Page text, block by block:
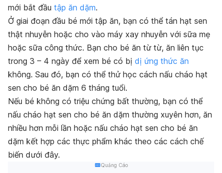
mới bắt đầu tập ăn dặm.
Ở giai đoạn đầu bé mới tập ăn, bạn có thể tán hạt sen
thật nhuyễn hoặc cho vào máy xay nhuyễn với sữa mẹ
hoặc sữa công thức. Bạn cho bé ăn từ từ, ăn liên tục
trong 3 – 4 ngày để xem bé có bị dị ứng thức ăn
không. Sau đó, bạn có thể thử học cách nấu cháo hạt
sen cho bé ăn dặm 6 tháng tuổi.
Nếu bé không có triệu chứng bất thường, bạn có thể
nấu cháo hạt sen cho bé ăn dặm thường xuyên hơn, ăn
nhiều hơn mỗi lần hoặc nấu cháo hạt sen cho bé ăn
dặm kết hợp các thực phẩm khác theo các cách chế
biến dưới đây.
Quảng Cáo